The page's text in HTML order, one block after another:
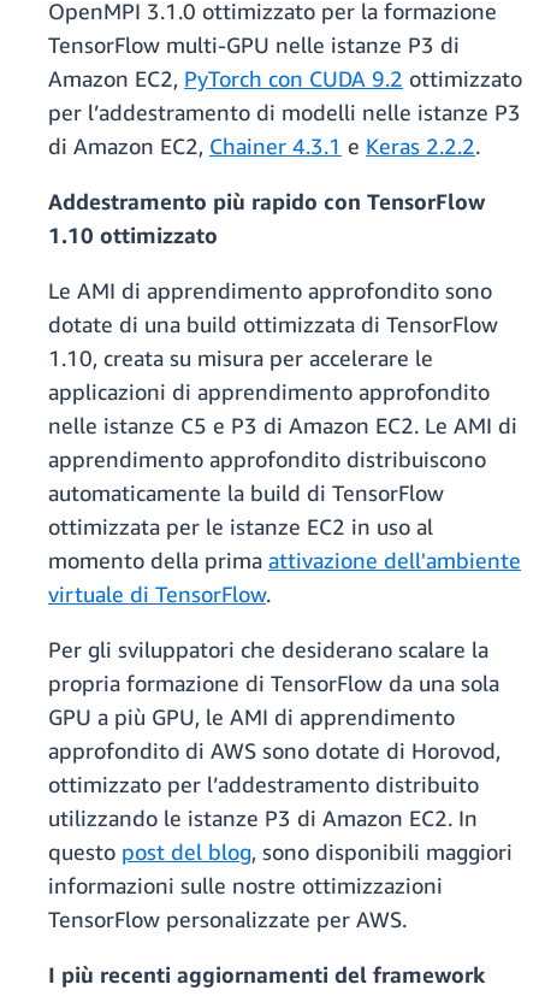
OpenMPI 3.1.0 ottimizzato per la formazione
TensorFlow multi-GPU nelle istanze P3 di
Amazon EC2, PyTorch con CUDA 9.2 ottimizzato
per l’addestramento di modelli nelle istanze P3
di Amazon EC2, Chainer 4.3.1 e Keras 2.2.2.
Addestramento più rapido con TensorFlow
1.10 ottimizzato
Le AMI di apprendimento approfondito sono
dotate di una build ottimizzata di TensorFlow
1.10, creata su misura per accelerare le
applicazioni di apprendimento approfondito
nelle istanze C5 e P3 di Amazon EC2. Le AMI di
apprendimento approfondito distribuiscono
automaticamente la build di TensorFlow
ottimizzata per le istanze EC2 in uso al
momento della prima attivazione dell'ambiente
virtuale di TensorFlow.
Per gli sviluppatori che desiderano scalare la
propria formazione di TensorFlow da una sola
GPU a più GPU, le AMI di apprendimento
approfondito di AWS sono dotate di Horovod,
ottimizzato per l’addestramento distribuito
utilizzando le istanze P3 di Amazon EC2. In
questo post del blog, sono disponibili maggiori
informazioni sulle nostre ottimizzazioni
TensorFlow personalizzate per AWS.
I più recenti aggiornamenti del framework